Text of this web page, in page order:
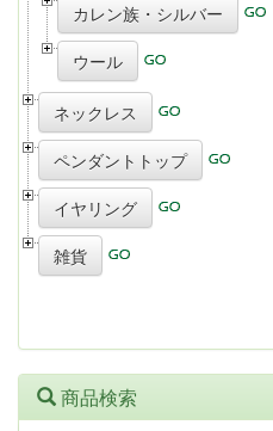
カレン族・シルバー
ウール
ネックレス
ペンダントトップ
イヤリング
雑貨
商品検索